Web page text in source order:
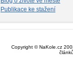
Publikace ke stažení
Copyright © NaKole.cz